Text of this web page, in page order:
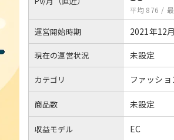
平均 876 /
運営開始時期 2021年12月
現在の運営状況 未設定
カテゴリ ファッショ
商品数 未設定
収益モデル EC